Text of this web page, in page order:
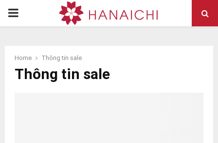
PRIMARY
Home Thông tin sale
Thông tin sale